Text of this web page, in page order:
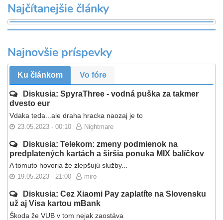
Najčítanejšie články
Najnovšie príspevky
Ku článkom Vo fóre
Diskusia: SpyraThree - vodná puška za takmer
dvesto eur
Vdaka teda...ale draha hracka naozaj je to
23.05.2023 - 00:10 Nightmare
Diskusia: Telekom: zmeny podmienok na
predplatených kartách a širšia ponuka MIX balíčkov
A tomuto hovoria že zlepšujú služby...
19.05.2023 - 21:00 miro
Diskusia: Cez Xiaomi Pay zaplatíte na Slovensku
už aj Visa kartou mBank
Škoda že VUB v tom nejak zaostáva